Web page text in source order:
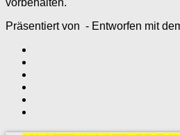
Präsentiert von - Entworfen mit